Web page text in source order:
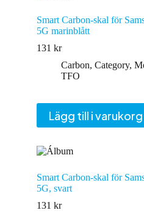
Smart Carbon-skal för
5G marinblått
131 kr
Carbon, Category,
TFO
Lägg till i varukorg
Smart Carbon-skal för
5G, svart
131 kr